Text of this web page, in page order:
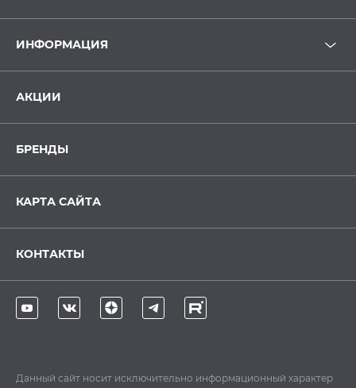
ИНФОРМАЦИЯ
АКЦИИ
БРЕНДЫ
КАРТА САЙТА
КОНТАКТЫ
Данный сайт носит исключительно информационный характер